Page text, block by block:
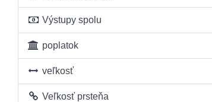
Výstupy spolu
poplatok
veľkosť
Veľkosť prsteňa